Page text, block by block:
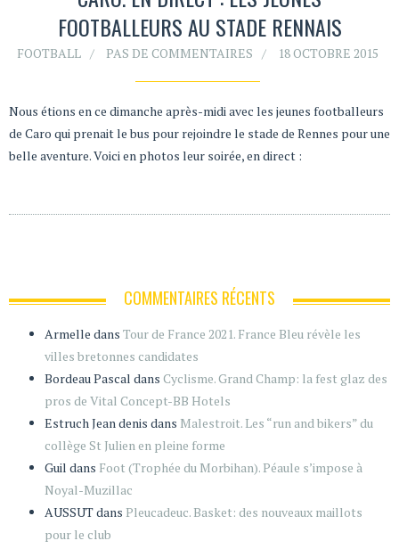
FOOTBALLEURS AU STADE RENNAIS
FOOTBALL PAS DE COMMENTAIRES 18 OCTOBRE 2015
Nous étions en ce dimanche après-midi avec les jeunes footballeurs
de Caro qui prenait le bus pour rejoindre le stade de Rennes pour une
belle aventure. Voici en photos leur soirée, en direct :
COMMENTAIRES RÉCENTS
Armelle dans Tour de France 2021. France Bleu révèle les
villes bretonnes candidates
Bordeau Pascal dans Cyclisme. Grand Champ: la fest glaz des
pros de Vital Concept-BB Hotels
Estruch Jean denis dans Malestroit. Les “run and bikers” du
collège St Julien en pleine forme
Guil dans Foot (Trophée du Morbihan). Péaule s’impose à
Noyal-Muzillac
AUSSUTdans Pleucadeuc. Basket: des nouveaux maillots
pour le club